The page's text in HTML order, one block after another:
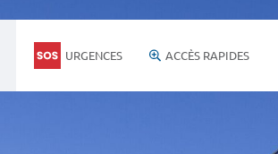
URGENCES ACCÈS RAPIDES